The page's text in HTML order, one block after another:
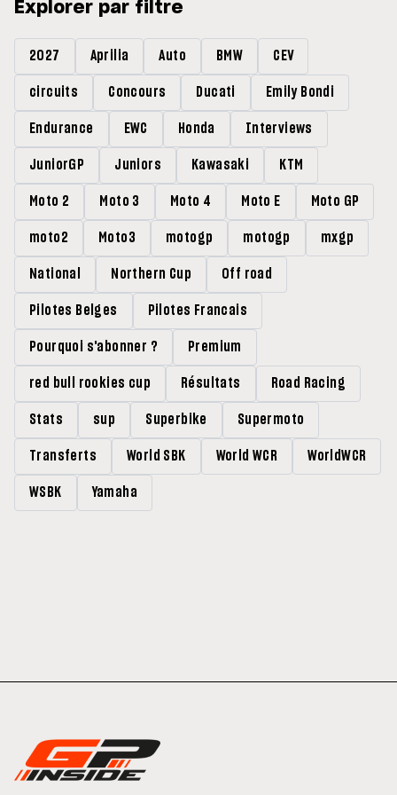
Explorer par filtre
2027 Aprilia Auto BMW CEV
circuits Concours Ducati Emily Bondi
Endurance EWC Honda Interviews
JuniorGP Juniors Kawasaki KTM
Moto 2 Moto 3 Moto 4 Moto E Moto GP
moto2 Moto3 motogp motogp mxgp
National Northern Cup Off road
Pilotes Belges Pilotes Francais
Pourquoi s'abonner ? Premium
red bull rookies cup Résultats Road Racing
Stats sup Superbike Supermoto
Transferts World SBK World WCR WorldWCR
WSBK Yamaha